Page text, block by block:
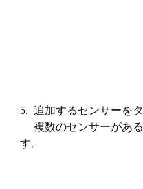
5. 追加するセンサーをタ
複数のセンサーがある
す。